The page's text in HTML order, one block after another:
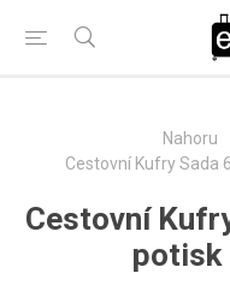
Nahoru
Cestovní Kufry Sada
Cestovní
potisk